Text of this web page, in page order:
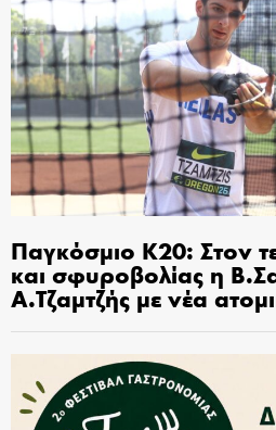
Παγκόσμιο Κ20: Στον
και σφυροβολίας η
Α.Τζαμτζής με νέα